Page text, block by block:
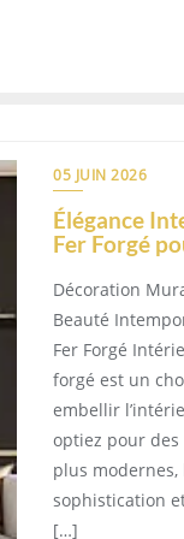
05 JUIN 2026
Élégance
Fer Forgé
Décoration
Beauté
Fer Forgé
forgé est un
embellir
optiez pour des
plus
sophistication
[…]